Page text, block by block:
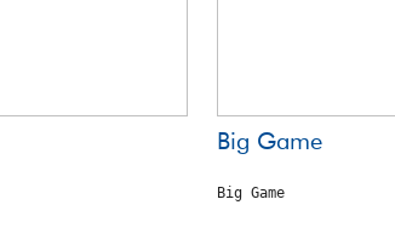
Big Game
Big Game